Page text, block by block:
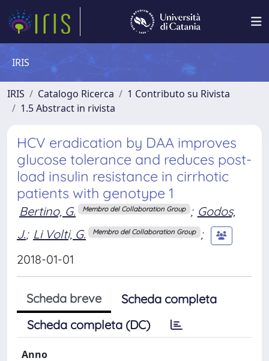
IRIS
IRIS Catalogo Ricerca
1 Contributo su Rivista
1.5 Abstract in rivista
HCV eradication by DAA improves
glucose tolerance and reduces post-
load insulin resistance in cirrhotic
patients with genotype 1
Bertino, G. Membro del Collaboration Group ; Godos,
J.; Li Volti, G. Membro del Collaboration Group ;
2018-01-01
Scheda breve
Scheda completa
Scheda completa (DC)
Anno